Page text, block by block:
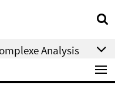
Analysis